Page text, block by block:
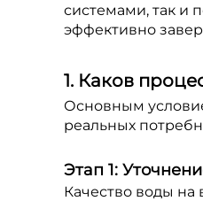
системами, так и
эффективно
1. Каков
Основным
реальных
Этап 1:
Качество воды на